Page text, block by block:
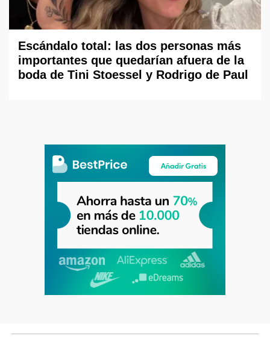
Escándalo total: las dos personas más
importantes que quedarían afuera de la
boda de Tini Stoessel y Rodrigo de Paul